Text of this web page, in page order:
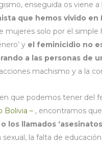
enseguida os viene
que hemos vivido en
mujeres solo por el
y el feminicidio no
a las personas de
machismo y a la
que podemos tener del
Bolivia – , encontramos que
los llamados
la falta de